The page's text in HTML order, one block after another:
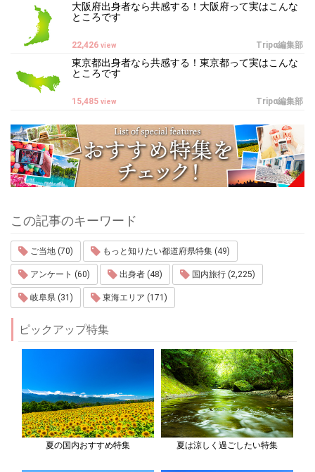
大阪府出身者なら共感する！大阪府って実はこんな
ところです
Tripα編集部
22,426 view
東京都出身者なら共感する！東京都って実はこんな
ところです
Tripα編集部
15,485 view
この記事のキーワード
ご当地 (70) もっと知りたい都道府県特集 (49)
アンケート (60) 出身者 (48) 国内旅行 (2,225)
岐阜県 (31) 東海エリア (171)
ピックアップ特集
夏の国内おすすめ特集 夏は涼しく過ごしたい特集